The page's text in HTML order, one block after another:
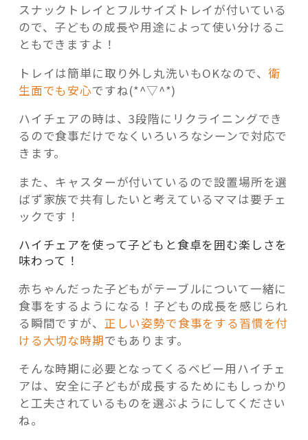
スナックトレイとフルサイズトレイが付いている
ので、子どもの成長や用途によって使い分けるこ
ともできますよ！
トレイは簡単に取り外し丸洗いもOKなので、 衛
生面でも安心ですね(*^▽^*)
ハイチェアの時は、3段階にリクライニングでき
るので食事だけでなくいろいろなシーンで対応で
きます。
また、キャスターが付いているので設置場所を選
ばず家族で共有したいと考えているママは要チェ
ックです！
ハイチェアを使って子どもと食卓を囲む楽しさを
味わって！
赤ちゃんだった子どもがテーブルについて一緒に
食事をするようになる！子どもの成長を感じられ
る瞬間ですが、 正しい姿勢で食事をする習慣を付
ける大切な時期でもあります。
そんな時期に必要となってくるベビー用ハイチェ
アは、安全に子どもが成長するためにもしっかり
と工夫されているものを選ぶようにしてください
ね。